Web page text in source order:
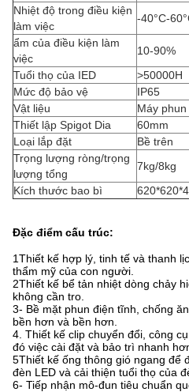
Nhiệt độ trong điều kiện
làm việc
-40°C-
ẩm của điều kiện làm
việc
10-90%
Tuổi thọ của IED
>50000H
Mức độ bảo vệ
IP65
Vật liệu
Máy
Thiết lập Spigot Dia
60mm
Loại lắp đặt
Bề trên
Trọng lượng ròng/trọng
lượng tổng
7kg/8kg
Kích thước bao bì
Đặc điểm cấu trúc:
1Thiết kế hợp lý, tinh tế và thanh
thẩm mỹ của con người.
2Thiết kế bể tản nhiệt dòng chảy
không cần tro.
3- Bề mặt phun điện tĩnh, chống
bền hơn và bền hơn.
4. Thiết kế clip chuyển đổi, công
đó việc cài đặt và bảo trì nhanh
5Thiết kế ống thông gió ngang để
đèn LED và cải thiện tuổi thọ của
6- Tiếp nhận mô-đun tiêu chuẩn